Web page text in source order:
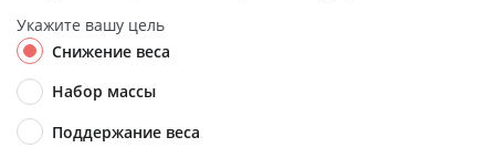
Укажите вашу цель
Снижение веса
Набор массы
Поддержание веса